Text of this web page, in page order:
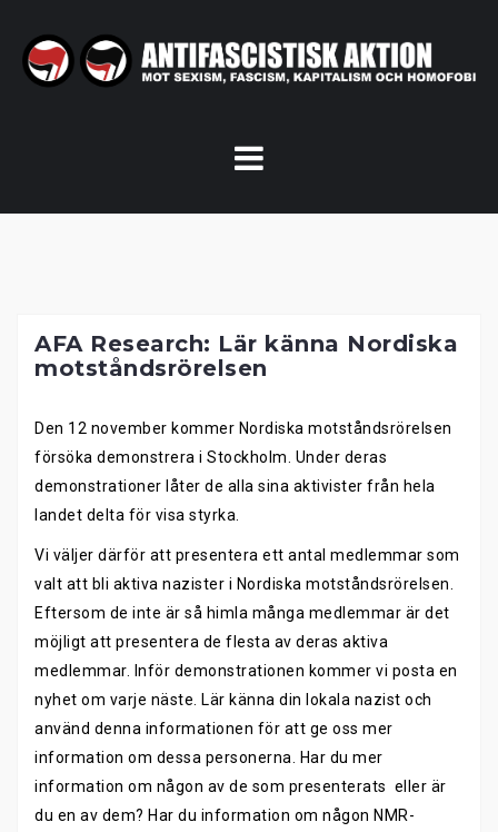
content
AFA Research: Lär känna Nordiska
motståndsrörelsen
Den 12 november kommer Nordiska motståndsrörelsen
försöka demonstrera i Stockholm. Under deras
demonstrationer låter de alla sina aktivister från hela
landet delta för visa styrka.
Vi väljer därför att presentera ett antal medlemmar som
valt att bli aktiva nazister i Nordiska motståndsrörelsen.
Eftersom de inte är så himla många medlemmar är det
möjligt att presentera de flesta av deras aktiva
medlemmar. Inför demonstrationen kommer vi posta en
nyhet om varje näste. Lär känna din lokala nazist och
använd denna informationen för att ge oss mer
information om dessa personerna. Har du mer
information om någon av de som presenterats eller är
du en av dem? Har du information om någon NMR-